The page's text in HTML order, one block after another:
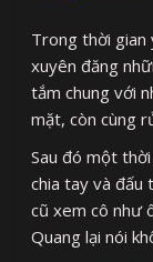
Trong thời
xuyên đăng
tắm chung với
mặt, còn cùng
Sau đó một
chia tay và đấu
cũ xem cô như
Quang lại nói